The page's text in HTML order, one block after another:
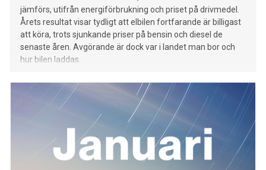
jämförs, utifrån energiförbrukning och priset på drivmedel.
Årets resultat visar tydligt att elbilen fortfarande är billigast
att köra, trots sjunkande priser på bensin och diesel de
senaste åren. Avgörande är dock var i landet man bor och
hur bilen laddas.